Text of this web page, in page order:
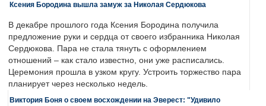
Ксения Бородина вышла замуж за Николая Сердюкова
В декабре прошлого года Ксения Бородина получила
предложение руки и сердца от своего избранника Николая
Сердюкова. Пара не стала тянуть с оформлением
отношений – как стало известно, они уже расписались.
Церемония прошла в узком кругу. Устроить торжество пара
планирует через несколько недель.
Виктория Боня о своем восхождении на Эверест: "Удивило